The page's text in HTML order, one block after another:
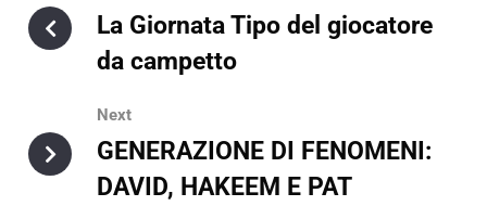
La Giornata Tipo del giocatore
da campetto
Next
GENERAZIONE DI FENOMENI:
DAVID, HAKEEM E PAT